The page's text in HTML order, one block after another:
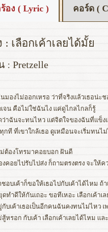
ร้อง ( Lyric ) คอร์ด (
: เลือกเค้าเลยได้มั้ย
: Pretzelle
นมองไม่ออกเหรอ ว่าที่จริงแล้วเธอน่ะ
จน คือไม่ใช่ฉันไง แค่ดูไกลไกลก็รู้
ว่าฉันจะทนไหว แต่จิตใจของฉันที่แข็ง
กที ที่เขาใกล้เธอ ดูเหมือนจะเริ่มทนไ
ต้องโทรมาคอยบอก ฝันดี
งคอยไปรับไปส่ง ก็ถามตรงตรง จะให้ค
ชอบเค้าก็ขอให้เธอไปกับเค้าได้ไหม ถ้
ดทำดีให้กันเถอะ ขอทีเหอะ เลือกเค้าเ
กับเค้าเธอเป็นอีกคนฉันคงทนไม่ไหว เ
สู้หรอก กับเค้า เลือกเค้าเลยได้ไหม แล